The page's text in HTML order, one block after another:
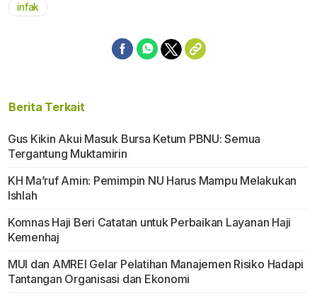
infak
Berita Terkait
Gus Kikin Akui Masuk Bursa Ketum PBNU: Semua
Tergantung Muktamirin
KH Ma’ruf Amin: Pemimpin NU Harus Mampu Melakukan
Ishlah
Komnas Haji Beri Catatan untuk Perbaikan Layanan Haji
Kemenhaj
MUI dan AMREI Gelar Pelatihan Manajemen Risiko Hadapi
Tantangan Organisasi dan Ekonomi